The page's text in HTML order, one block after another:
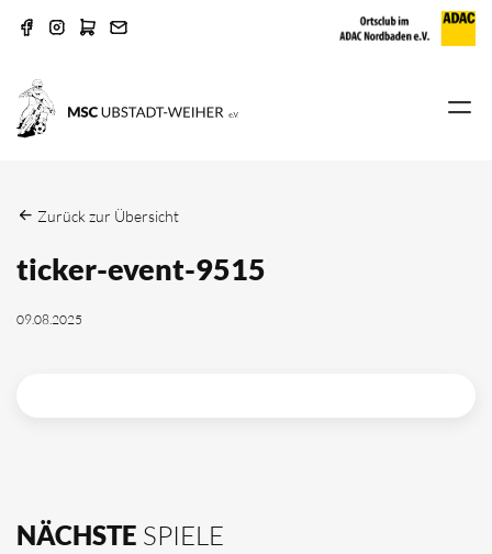
Zurück zur Übersicht
ticker-event-9515
09.08.2025
NÄCHSTE SPIELE